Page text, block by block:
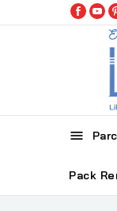

Pack